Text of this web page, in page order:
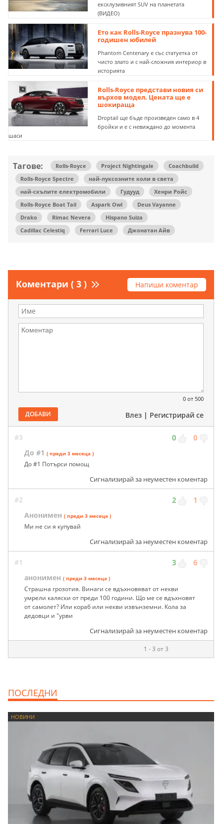
ексклузивният SUV на планетата
(ВИДЕО)
Ето как Rolls-Royce празнува 100-
годишен юбилей
Phantom Centenary е със статуетка от
чисто злато и с най-сложния интериор в
историята
Rolls-Royce представи новия си
върхов модел. Цената ще е
шокираща
Droptail ще бъде произведен само в 4
бройки и е с невиждано до момента
шаси
Тагове: Rolls-Royce Project Nightingale
Coachbuild
Rolls-Royce Spectre
най-луксозните коли в света
най-скъпите електромобили
Гудууд
Хенри Ройс
Rolls-Royce Boat Tail
Aspark Owl
Deus Vayanne
Drako
Rimac Nevera
Hispano Suiza
Cadillac Celestiq
Ferrari Luce Джонатан Айв
Коментари ( 3 ) Напиши коментар
0 от 500
ДОБАВИ Влез | Регистрирай се
#3 0 0
До #1 ( преди 3 месеца )
До #1 Потърси помощ
Сигнализирай за неуместен коментар
#2 2 1
Анонимен ( преди 3 месеца )
Ми не си я купувай
Сигнализирай за неуместен коментар
#1 3 6
анонимен ( преди 3 месеца )
Страшна грозотия. Винаги се вдъхновяват от некви
умрели каляски от преди 100 години. Що ме се вдъхновят
от самолет? Или кораб или некви извънземни. Кола за
дедовци и "урви
Сигнализирай за неуместен коментар
1 - 3 от 3
ПОСЛЕДНИ
НОВИНИ